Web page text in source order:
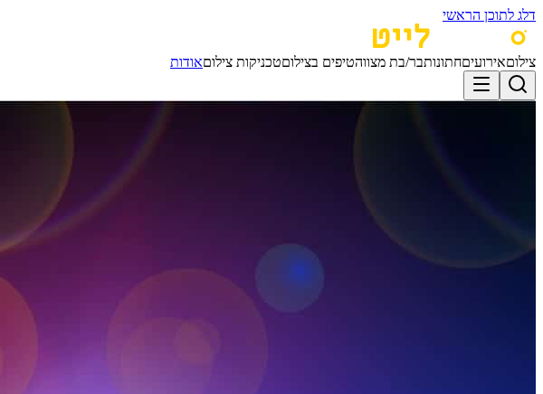
דלג לתוכן הראשי
צילוםאירועיםחתונותבר/בת מצווהטיפים בצילוםטכניקות צילוםאודות